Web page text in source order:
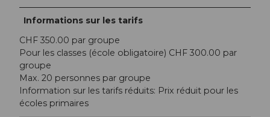
Informations sur les tarifs
CHF 350.00 par groupe
Pour les classes (école obligatoire) CHF 300.00 par
groupe
Max. 20 personnes par groupe
Information sur les tarifs réduits: Prix réduit pour les
écoles primaires